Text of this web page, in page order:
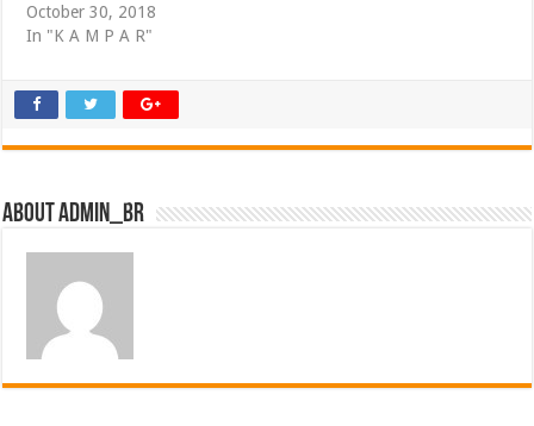
October 30, 2018
In "K A M P A R"
About admin_br